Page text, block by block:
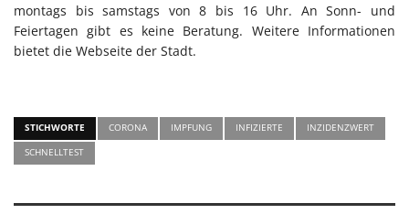
montags bis samstags von 8 bis 16 Uhr. An Sonn- und
Feiertagen gibt es keine Beratung. Weitere Informationen
bietet die Webseite der Stadt.
STICHWORTE CORONA IMPFUNG INFIZIERTE
INZIDENZWERT
SCHNELLTEST